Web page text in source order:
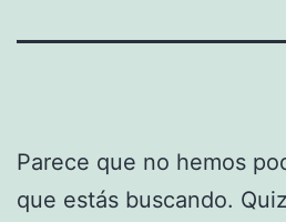
Parece que no hemos
que estás buscando.